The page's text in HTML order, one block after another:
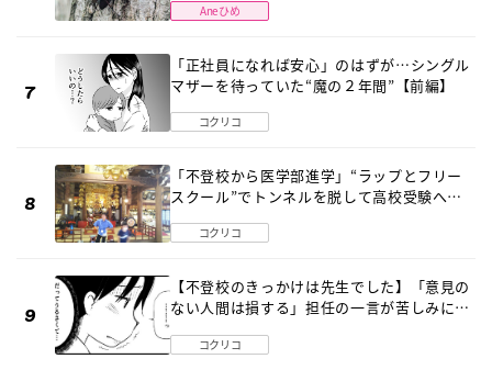
Aneひめ
「正社員になれば安心」のはずが…シングル
マザーを待っていた“魔の２年間”【前編】
コクリコ
「不登校から医学部進学」“ラップとフリー
スクール”でトンネルを脱して高校受験へ
コクリコ
【不登校のきっかけは先生でした】「意見の
ない人間は損する」担任の一言が苦しみに…
コクリコ